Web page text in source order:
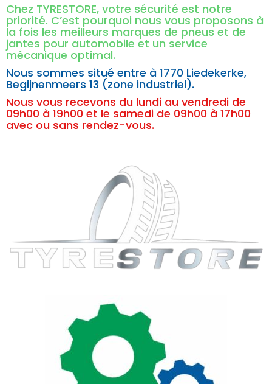
Chez TYRESTORE, votre sécurité est notre
priorité. C’est pourquoi nous vous proposons à
la fois les meilleurs marques de pneus et de
jantes pour automobile et un service
mécanique optimal.
Nous sommes situé entre à 1770 Liedekerke,
Begijnenmeers 13 (zone industriel).
Nous vous recevons du lundi au vendredi de
09h00 à 19h00 et le samedi de 09h00 à 17h00
avec ou sans rendez-vous.